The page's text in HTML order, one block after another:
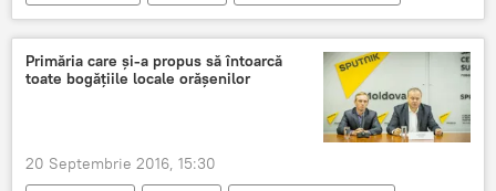
ANRE preţ
motorina
benzina
web
Primăria care şi-a propus să întoarcă
toate bogăţiile locale orăşenilor
20 Septembrie 2016, 15:30